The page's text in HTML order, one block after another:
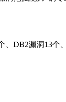
DB2漏洞13个